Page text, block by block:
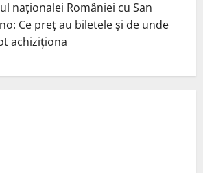
naționalei României cu San
Ce preț au biletele și de unde
achiziționa